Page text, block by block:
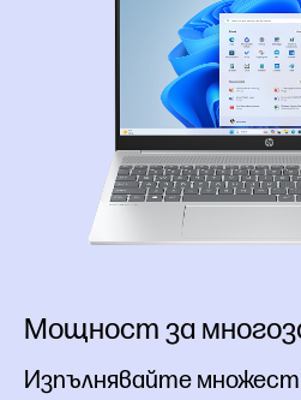
Мощност за
Изпълнявайте